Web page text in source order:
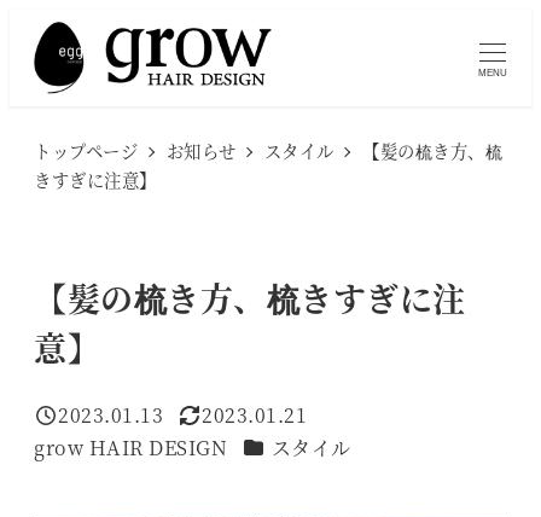
MENU
トップページ お知らせ スタイル
【髪の梳き方、梳
きすぎに注意】
【髪の梳き方、梳きすぎに注
意】
投稿日
2023.01.13
更新日
2023.01.21
著
grow HAIR DESIGN カテゴリー
スタイル